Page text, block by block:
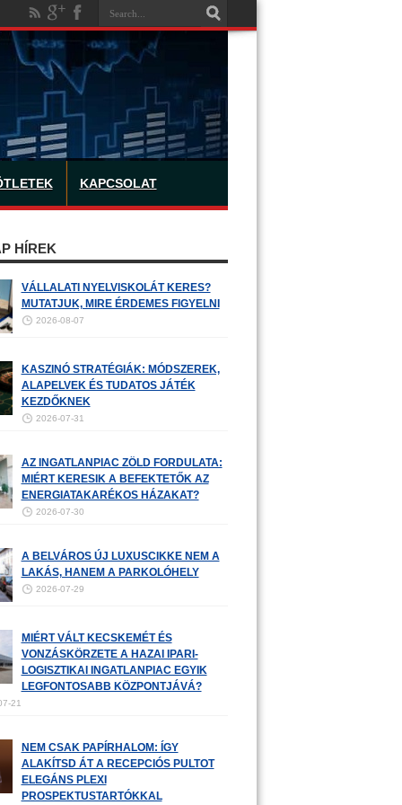
KAPCSOLAT
HÍREK
VÁLLALATI NYELVISKOLÁT KERES?
MUTATJUK, MIRE ÉRDEMES FIGYELNI
2026-08-07
KASZINÓ STRATÉGIÁK: MÓDSZEREK,
ALAPELVEK ÉS TUDATOS JÁTÉK
KEZDŐKNEK
2026-07-31
AZ INGATLANPIAC ZÖLD FORDULATA:
MIÉRT KERESIK A BEFEKTETŐK AZ
ENERGIATAKARÉKOS HÁZAKAT?
2026-07-30
A BELVÁROS ÚJ LUXUSCIKKE NEM A
LAKÁS, HANEM A PARKOLÓHELY
2026-07-29
MIÉRT VÁLT KECSKEMÉT ÉS
VONZÁSKÖRZETE A HAZAI IPARI-
LOGISZTIKAI INGATLANPIAC EGYIK
LEGFONTOSABB KÖZPONTJÁVÁ?
21
NEM CSAK PAPÍRHALOM: ÍGY
ALAKÍTSD ÁT A RECEPCIÓS PULTOT
ELEGÁNS PLEXI
PROSPEKTUSTARTÓKKAL